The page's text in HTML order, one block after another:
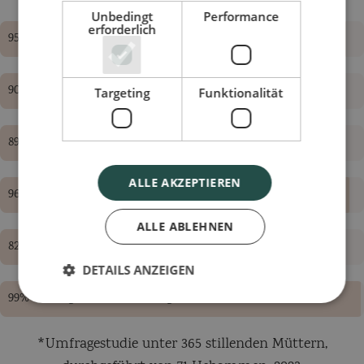
95% konnten trotz Beschwerden weiterstillen
90% berichteten über verbesserten Milchfluss
89% bemerkten weniger Milchstau und Schwellungen
99% vertrugen die Produkte gut
*Umfragestudie unter 365 stillenden Müttern,
Unbedingt
erforderlich
Performance
Targeting Funktionalität
ALLE AKZEPTIEREN
ALLE ABLEHNEN
DETAILS ANZEIGEN